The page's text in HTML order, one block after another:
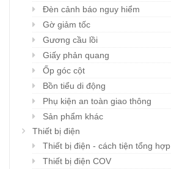
Đèn cảnh báo nguy hiểm
Gờ giảm tốc
Gương cầu lồi
Giấy phản quang
Ốp góc cột
Bồn tiểu di động
Phụ kiện an toàn giao thông
Sản phẩm khác
Thiết bị điện
Thiết bị điện - cách tiện tổng hợp
Thiết bị điện COV